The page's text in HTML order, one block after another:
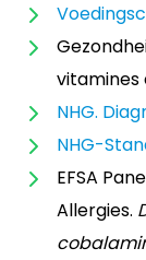
vitamines
NHG.
NHG-
EFSA
Allergies.